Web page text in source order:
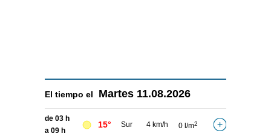
El tiempo el Martes 11.08.2026
de 03 h
a 09 h
15° Sur 4 km/h 0 l/m2